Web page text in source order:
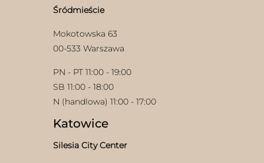
Śródmieście
Mokotowska 63
00-533 Warszawa
PN - PT 11:00 - 19:00
SB 11:00 - 18:00
N (handlowa) 11:00 - 17:00
Katowice
Silesia City Center